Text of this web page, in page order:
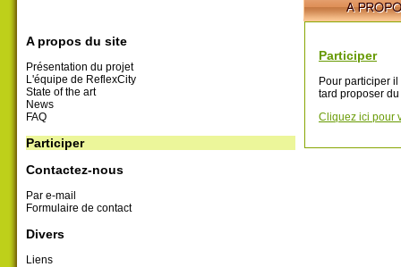
A propos du site
Présentation du projet
L'équipe de ReflexCity
State of the art
News
FAQ
Participer
Contactez-nous
Par e-mail
Formulaire de contact
Divers
Liens
Participer
Pour participer
tard proposer
Cliquez ici pour